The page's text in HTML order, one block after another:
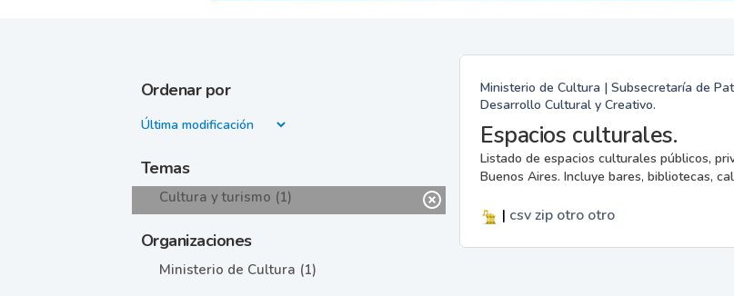
Ordenar por
Temas
Cultura y turismo (1)
Organizaciones
Ministerio de Cultura (1)
Ministerio de Cultura | Subsecretaría de
Desarrollo Cultural y Creativo.
Espacios culturales.
Listado de espacios culturales públicos,
Buenos Aires. Incluye bares, bibliotecas,
| csvzip otro otro